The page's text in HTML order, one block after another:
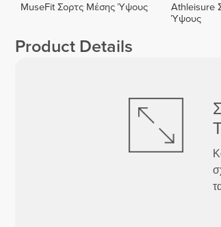
MuseFit Σορτς Μέσης Ύψους
Athleisure
Ύψους
Product Details